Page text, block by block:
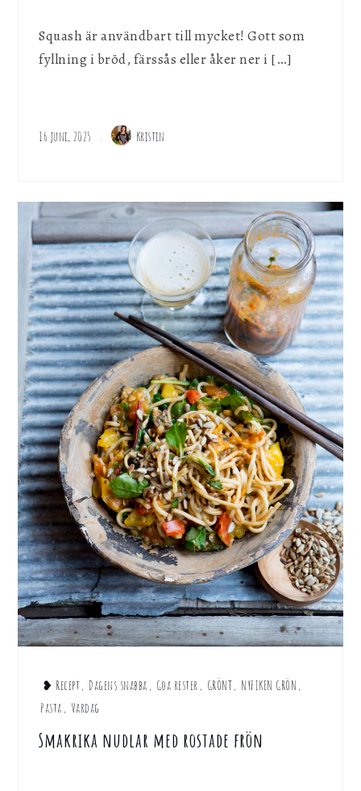
Squash är användbart till mycket! Gott som
fyllning i bröd, färssås eller åker ner i […]
16 juni, 2025 Kristin
❥ Recept, Dagens snabba , Goa rester , GRÖNT, NYFIKEN GRÖN ,
Pasta , Vardag
Smakrika nudlar med rostade frön